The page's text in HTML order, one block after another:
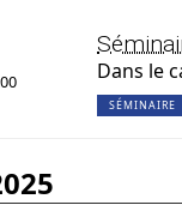
Dans le
SÉMINAIRE